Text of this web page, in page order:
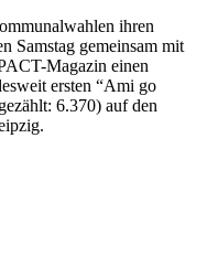
ihren
Samstag gemeinsam mit
Magazin einen
ersten “Ami go
6.370) auf den